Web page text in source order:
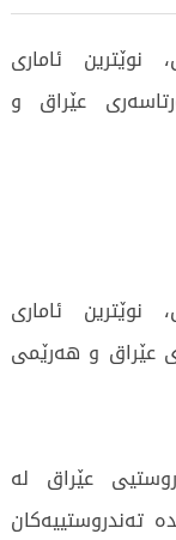
نوێترین ئاماری
عێراق و
نوێترین ئاماری
عێراق و هەرێمی
عێراق لە
تەندروستییەکان